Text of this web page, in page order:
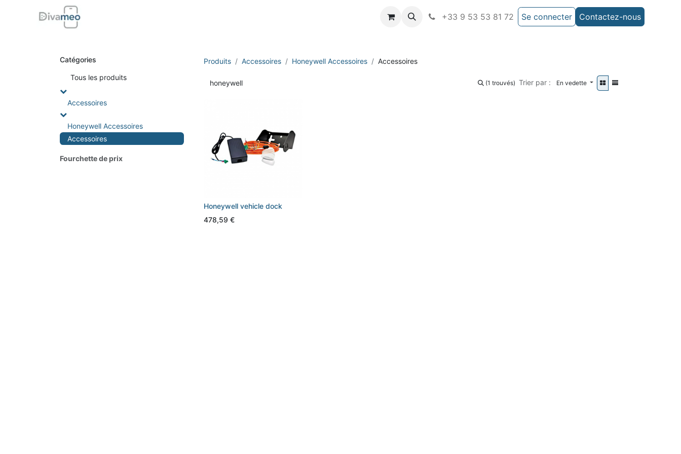
+33 9 53 53 81 72 Se connecter Contactez-nous
Catégories
Tous les produits
Accessoires
Honeywell Accessoires
Accessoires
Fourchette de prix
Produits Accessoires Honeywell Accessoires Accessoires
(1 trouvés) Trier par : En vedette
Honeywell vehicle dock
478,59 €